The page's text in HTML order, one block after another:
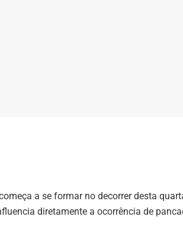
a se formar no decorrer desta
diretamente a ocorrência de